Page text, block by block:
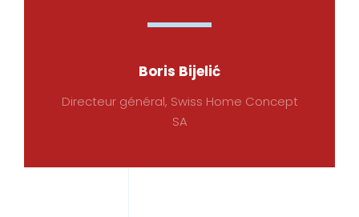
Boris Bijelić
Directeur général, Swiss Home Concept
SA